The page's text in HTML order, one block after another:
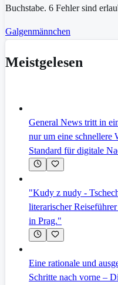
Buchstabe. 6 Fehler sind
Galgenmännchen
Meistgelesen
General News tritt in
nur um eine schnellere
Standard für digitale
"Kudy z nudy -
literarischer
in Prag."
Eine rationale und
Schritte nach vorne –